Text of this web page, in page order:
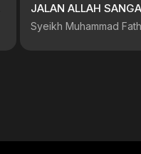
JALAN ALLAH
ALASANNYA
Syeikh Muhammad